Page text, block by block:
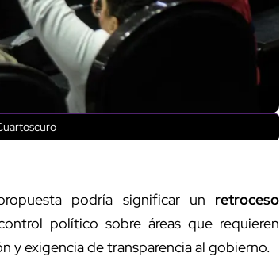
podría significar un retroceso
político sobre áreas que requieren
y exigencia de transparencia al gobierno.